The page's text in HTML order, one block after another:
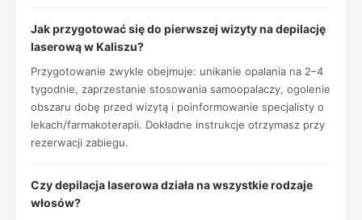
Jak przygotować się do pierwszej wizyty na depilację
laserową w Kaliszu?
Przygotowanie zwykle obejmuje: unikanie opalania na 2–4
tygodnie, zaprzestanie stosowania samoopalaczy, ogolenie
obszaru dobę przed wizytą i poinformowanie specjalisty o
lekach/farmakoterapii. Dokładne instrukcje otrzymasz przy
rezerwacji zabiegu.
Czy depilacja laserowa działa na wszystkie rodzaje
włosów?